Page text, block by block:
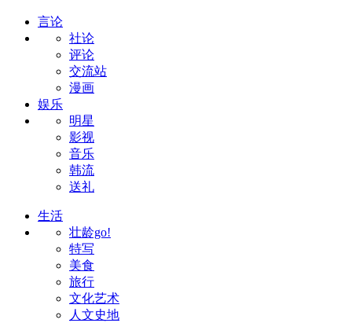
言论
社论
评论
交流站
漫画
娱乐
明星
影视
音乐
韩流
送礼
生活
壮龄go!
特写
美食
旅行
文化艺术
人文史地